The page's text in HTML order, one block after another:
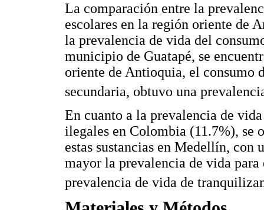
La comparación entre la
escolares en la región oriente de
la prevalencia de vida del
municipio de Guatapé, se
oriente de Antioquia, el consumo
secundaria, obtuvo una
En cuanto a la prevalencia de
ilegales en Colombia (11.7%), se
estas sustancias en Medellín, con
mayor la prevalencia de vida
prevalencia de vida de